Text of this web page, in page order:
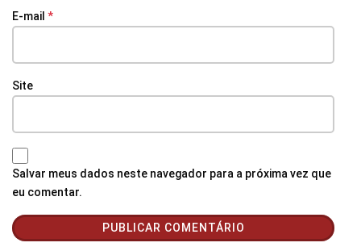
E-mail *
Site
Salvar meus dados neste navegador para a próxima vez que
eu comentar.